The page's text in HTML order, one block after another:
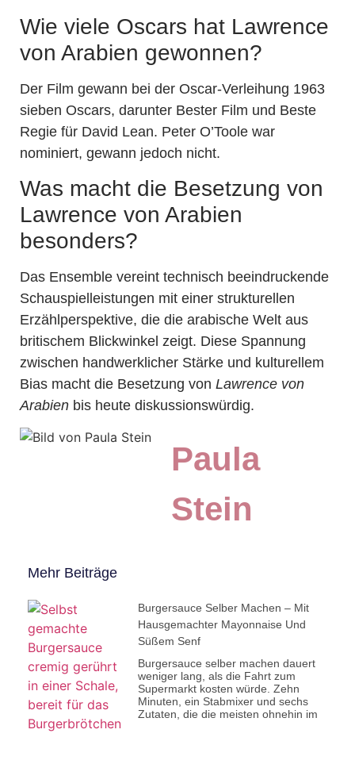
Wie viele Oscars hat Lawrence
von Arabien gewonnen?
Der Film gewann bei der Oscar-Verleihung 1963
sieben Oscars, darunter Bester Film und Beste
Regie für David Lean. Peter O’Toole war
nominiert, gewann jedoch nicht.
Was macht die Besetzung von
Lawrence von Arabien
besonders?
Das Ensemble vereint technisch beeindruckende
Schauspielleistungen mit einer strukturellen
Erzählperspektive, die die arabische Welt aus
britischem Blickwinkel zeigt. Diese Spannung
zwischen handwerklicher Stärke und kulturellem
Bias macht die Besetzung von Lawrence von
Arabien bis heute diskussionswürdig.
Paula
Stein
Mehr Beiträge
Burgersauce Selber Machen – Mit
Hausgemachter Mayonnaise Und
Süßem Senf
Burgersauce selber machen dauert
weniger lang, als die Fahrt zum
Supermarkt kosten würde. Zehn
Minuten, ein Stabmixer und sechs
Zutaten, die die meisten ohnehin im